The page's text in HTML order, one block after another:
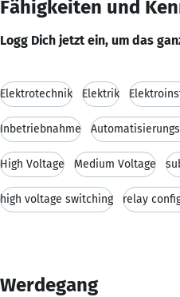
Fähigkeiten und
Logg Dich jetzt ein, um das
Elektrotechnik Elektrik
Inbetriebnahme
High Voltage Medium Voltage
high voltage switching relay
Werdegang